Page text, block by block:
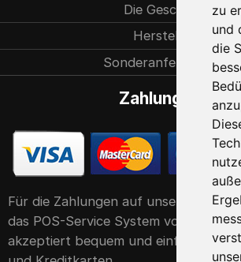
zu
und
die
Die Geschichte
Herstellung
Sonderanfertigungen
Zahlungsarten
Für die Zahlungen auf unserer
das POS-Service System von der
akzeptiert bequem und einfach alle